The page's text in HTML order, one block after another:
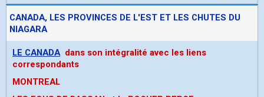
CANADA, LES PROVINCES DE L'EST ET LES CHUTES DU
NIAGARA
LE CANADA dans son intégralité avec les liens
correspondants
MONTREAL